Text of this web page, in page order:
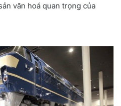
văn hoá quan trọng của